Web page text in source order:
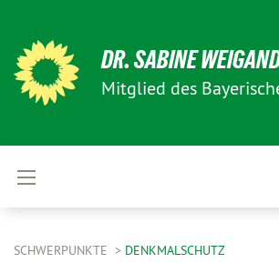
DR. SABINE
Mitglied des
SCHWERPUNKTE DENKMALSCHUTZ